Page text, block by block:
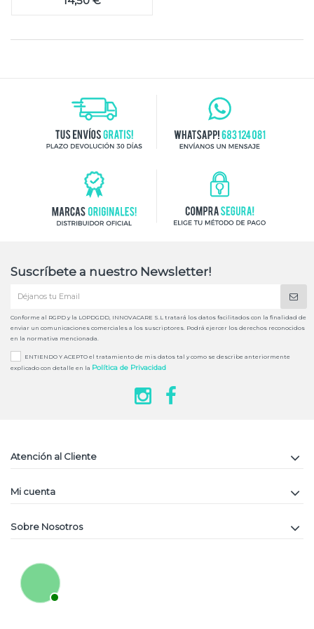
Suscríbete a nuestro Newsletter!
Conforme al RGPD y la LOPDGDD, INNOVACARE S.L tratará los datos facilitados con la finalidad de
enviar un comunicaciones comerciales a los suscriptores. Podrá ejercer los derechos reconocidos
en la normativa mencionada.
ENTIENDO Y ACEPTO el tratamiento de mis datos tal y como se describe anteriormente
explicado con detalle en la Política de Privacidad
Atención al Cliente
Mi cuenta
Sobre Nosotros